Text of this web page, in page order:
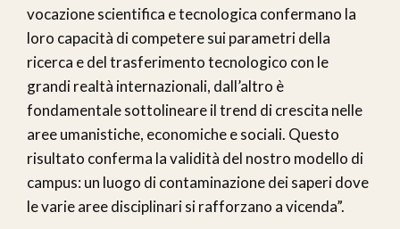
vocazione scientifica e tecnologica confermano la
loro capacità di competere sui parametri della
ricerca e del trasferimento tecnologico con le
grandi realtà internazionali, dall’altro è
fondamentale sottolineare il trend di crescita nelle
aree umanistiche, economiche e sociali. Questo
risultato conferma la validità del nostro modello di
campus: un luogo di contaminazione dei saperi dove
le varie aree disciplinari si rafforzano a vicenda”.